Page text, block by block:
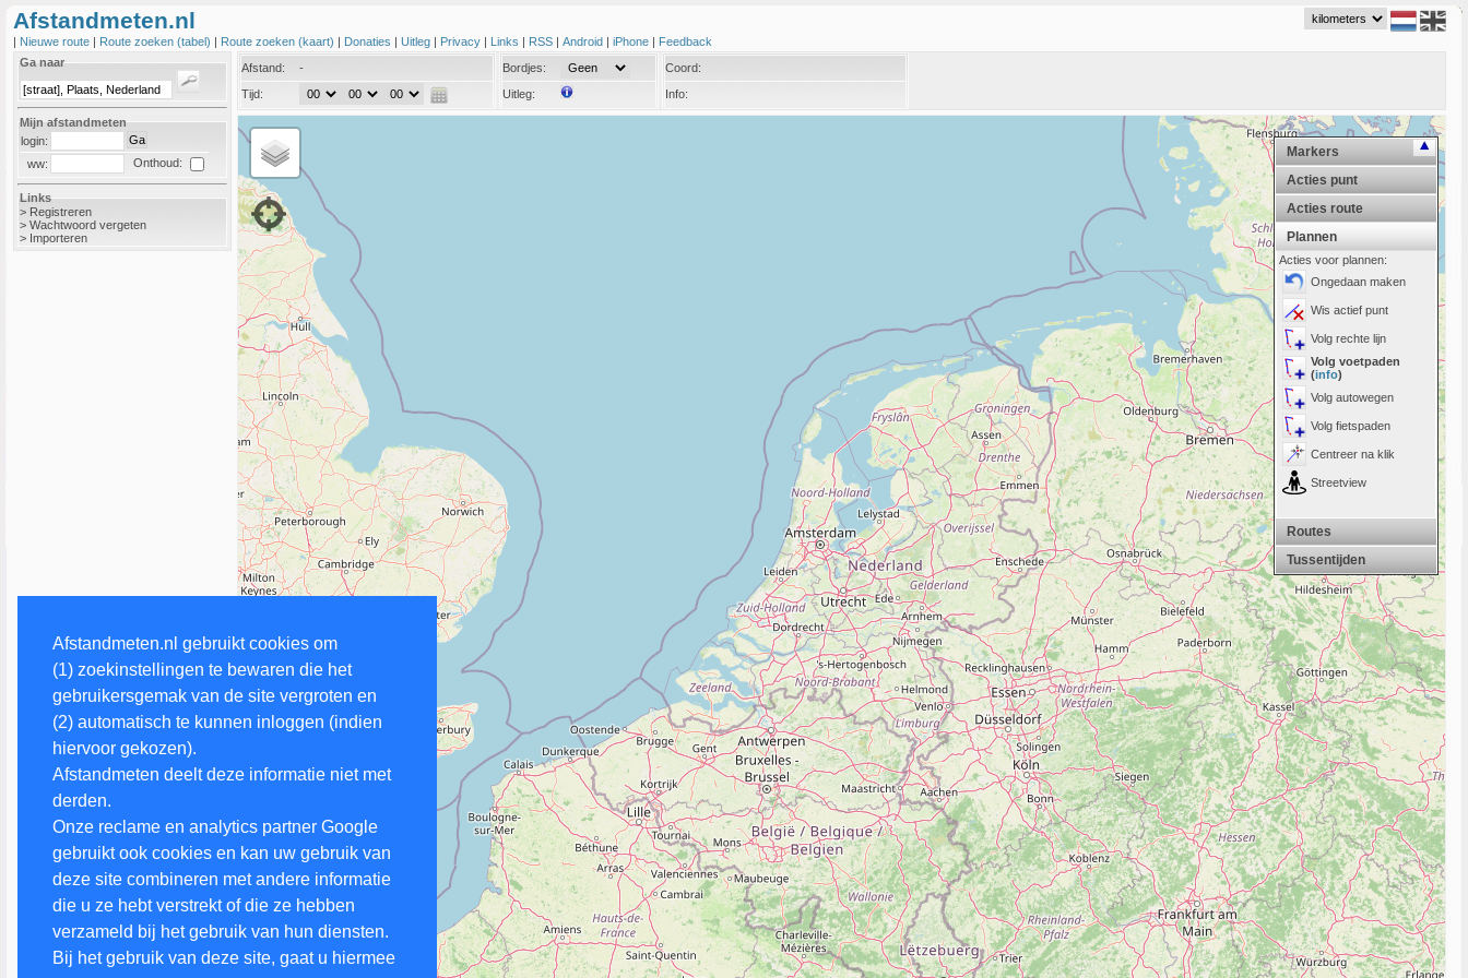
Afstandmeten.nl gebruikt cookies om
(1) zoekinstellingen te bewaren die het
gebruikersgemak van de site vergroten en
(2) automatisch te kunnen inloggen (indien
hiervoor gekozen).
Afstandmeten deelt deze informatie niet met
derden.
Onze reclame en analytics partner Google
gebruikt ook cookies en kan uw gebruik van
deze site combineren met andere informatie
die u ze hebt verstrekt of die ze hebben
verzameld bij het gebruik van hun diensten.
Bij het gebruik van deze site, gaat u hiermee
Afstandmeten.nl
| Nieuwe route | Route zoeken (tabel) | Route zoeken (kaart) | Donaties | Uitleg | Privacy | Links | RSS | Android | iPhone | Feedback
Ga naar
Mijn afstandmeten
login:
ww:
Onthoud:
Links
> Registreren
> Wachtwoord vergeten
> Importeren
Afstand:
-
Tijd:
Bordjes:
Uitleg:
Coord:
Info:
Markers
Acties punt
Acties route
Plannen
Acties voor plannen:
Ongedaan maken
Wis actief punt
Volg rechte lijn
Volg voetpaden
(info)
Volg autowegen
Volg fietspaden
Centreer na klik
Streetview
Routes
Tussentijden